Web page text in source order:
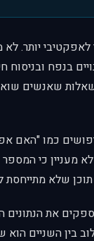
בנפח ובניסוח
שאלות שאנשים
כמו "האם
מעניין כי המספר
שלא מתייחסת
בין השניים הוא